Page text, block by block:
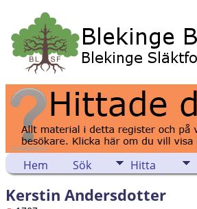
Hem Sök Hitta
Kerstin Andersdotter